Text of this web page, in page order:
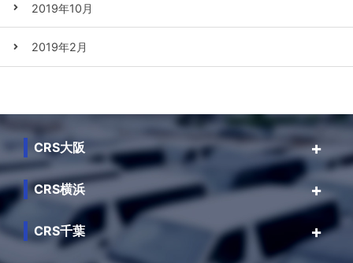
2019年10月
2019年2月
CRS大阪
CRS横浜
CRS千葉